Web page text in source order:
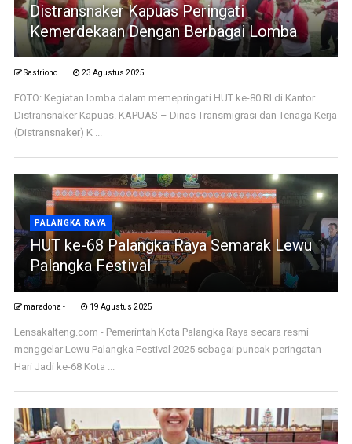
Distransnaker Kapuas Peringati
Kemerdekaan Dengan Berbagai Lomba
Sastriono 23 Agustus 2025
FOTO: Kegiatan lomba dalam memepringati HUT ke-80 RI di Kantor
Distransnaker Kapuas. KAPUAS – Dinas Transmigrasi dan Tenaga Kerja
(Distransnaker) K ...
PALANGKA RAYA
HUT ke-68 Palangka Raya Semarak Lewu
Palangka Festival
maradona - 19 Agustus 2025
Lensakalteng.com - Pemerintah Kota Palangka Raya secara resmi
menggelar Lewu Palangka Festival 2025 sebagai puncak peringatan
Hari Jadi ke-68 Kota ...